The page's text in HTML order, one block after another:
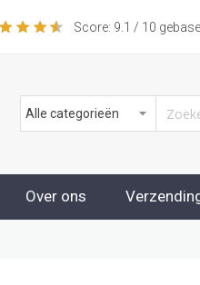
Score: 9.1 / 10
Over ons